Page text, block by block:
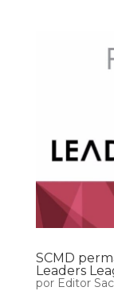
SCMD
Leaders
por Editor